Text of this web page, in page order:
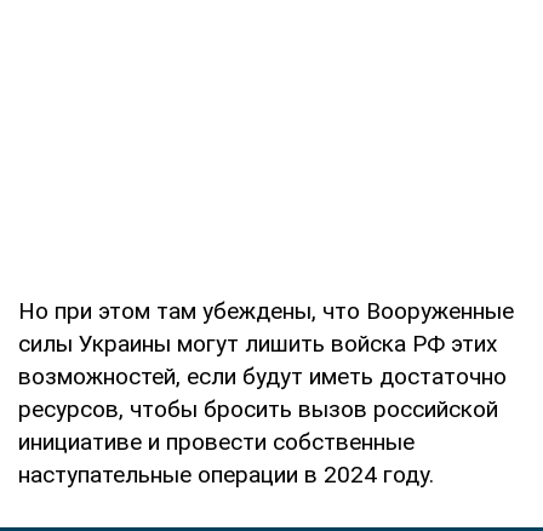
Но при этом там убеждены, что Вооруженные
силы Украины могут лишить войска РФ этих
возможностей, если будут иметь достаточно
ресурсов, чтобы бросить вызов российской
инициативе и провести собственные
наступательные операции в 2024 году.